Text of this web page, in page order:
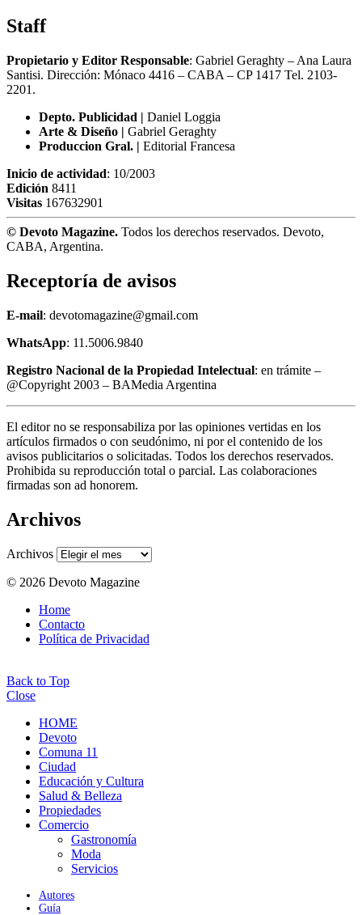
Staff
Propietario y Editor Responsable: Gabriel Geraghty – Ana Laura
Santisi. Dirección: Mónaco 4416 – CABA – CP 1417 Tel. 2103-
2201.
Depto. Publicidad | Daniel Loggia
Arte & Diseño | Gabriel Geraghty
Produccion Gral. | Editorial Francesa
Inicio de actividad: 10/2003
Edición 8411
Visitas 167632901
© Devoto Magazine. Todos los derechos reservados. Devoto,
CABA, Argentina.
Receptoría de avisos
E-mail: devotomagazine@gmail.com
WhatsApp: 11.5006.9840
Registro Nacional de la Propiedad Intelectual: en trámite –
@Copyright 2003 – BAMedia Argentina
El editor no se responsabiliza por las opiniones vertidas en los
artículos firmados o con seudónimo, ni por el contenido de los
avisos publicitarios o solicitadas. Todos los derechos reservados.
Prohibida su reproducción total o parcial. Las colaboraciones
firmadas son ad honorem.
Archivos
Archivos
© 2026 Devoto Magazine
Home
Contacto
Política de Privacidad
Back to Top
Close
HOME
Devoto
Comuna 11
Ciudad
Educación y Cultura
Salud & Belleza
Propiedades
Comercio
Gastronomía
Moda
Servicios
Autores
Guía